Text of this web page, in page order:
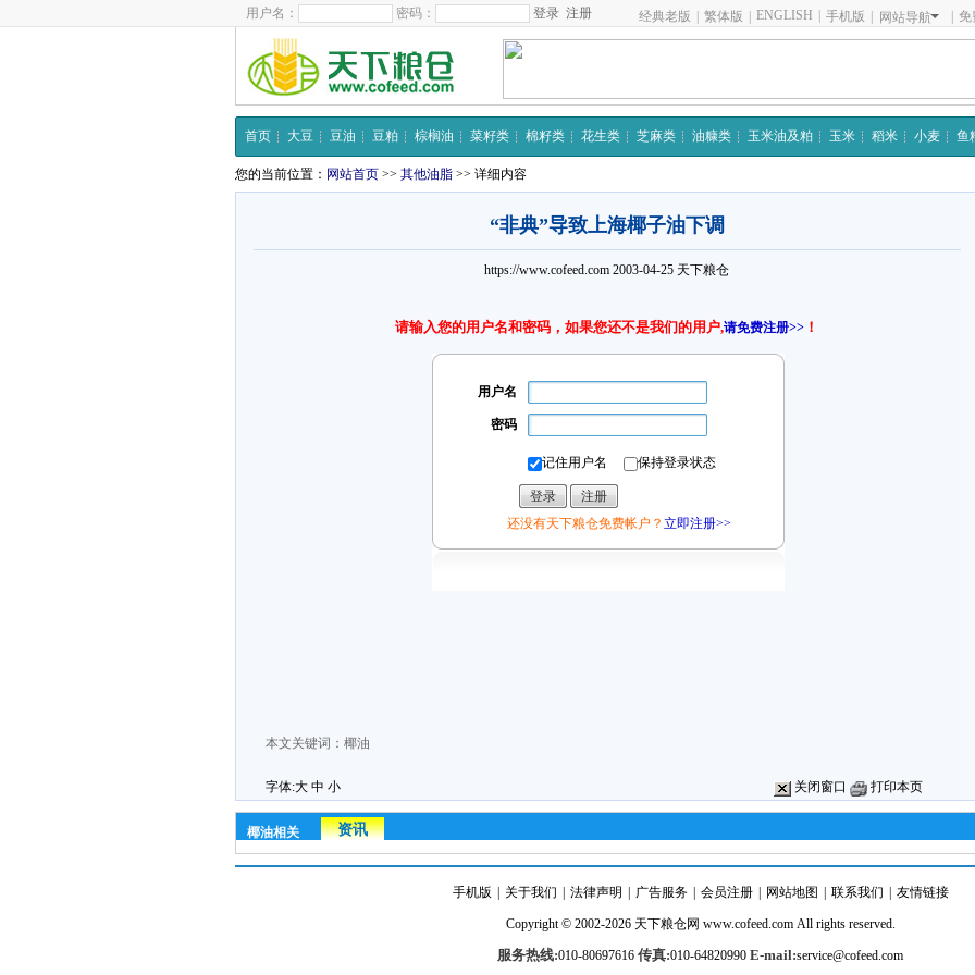
用户名： 密码： 注册 经典老版 繁体版 ENGLISH 手机版 网站导航 免
首页 大豆 豆油 豆粕 棕榈油 菜籽类 棉籽类 花生类 芝麻类 油糠类 玉米油及粕 玉米 稻米 小麦 鱼
您的当前位置： 网站首页 >> 其他油脂 >> 详细内容
“非典”导致上海椰子油下调
https://www.cofeed.com 2003-04-25 天下粮仓
请输入您的用户名和密码，如果您还不是我们的用户,请免费注册>> ！
用户名
密码
记住用户名 保持登录状态
还没有天下粮仓免费帐户？ 立即注册>>
本文关键词： 椰油
字体:大 中 小 关闭窗口 打印本页
椰油相关 资讯
手机版 关于我们 法律声明 广告服务 会员注册 网站地图 联系我们 友情链接
Copyright © 2002-2026 天下粮仓网 www.cofeed.comAll rights reserved.
服务热线:010-80697616 传真:010-64820990 E-mail:service@cofeed.com